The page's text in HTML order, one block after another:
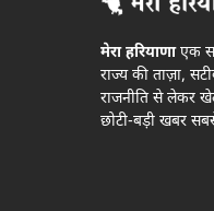
मेरा हरियाणाएक
राज्य की ताज़ा,
राजनीति से लेकर
छोटी-बड़ी खबर